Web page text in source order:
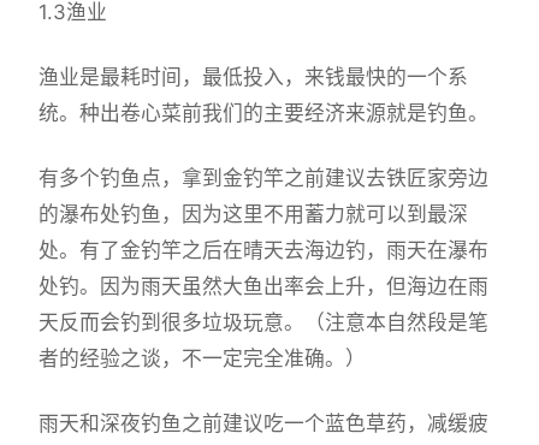
1.3渔业
渔业是最耗时间，最低投入，来钱最快的一个系
统。种出卷心菜前我们的主要经济来源就是钓鱼。
有多个钓鱼点，拿到金钓竿之前建议去铁匠家旁边
的瀑布处钓鱼，因为这里不用蓄力就可以到最深
处。有了金钓竿之后在晴天去海边钓，雨天在瀑布
处钓。因为雨天虽然大鱼出率会上升，但海边在雨
天反而会钓到很多垃圾玩意。（注意本自然段是笔
者的经验之谈，不一定完全准确。）
雨天和深夜钓鱼之前建议吃一个蓝色草药，减缓疲